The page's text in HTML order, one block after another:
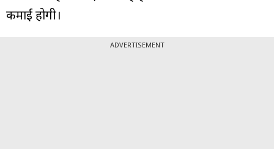
कमाई होगी।
ADVERTISEMENT